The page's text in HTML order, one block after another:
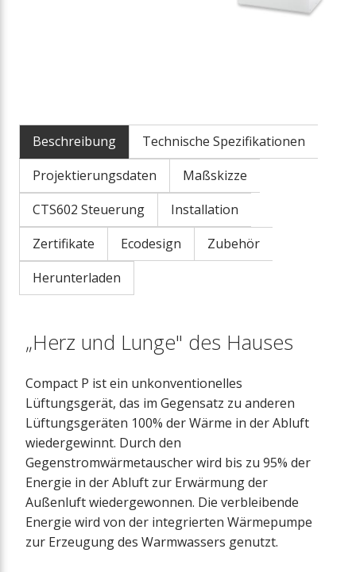
Beschreibung
Technische Spezifikationen
Projektierungsdaten
Maßskizze
CTS602 Steuerung
Installation
Zertifikate
Ecodesign
Zubehör
Herunterladen
„Herz und Lunge" des Hauses
Compact P ist ein unkonventionelles
Lüftungsgerät, das im Gegensatz zu anderen
Lüftungsgeräten 100% der Wärme in der Abluft
wiedergewinnt. Durch den
Gegenstromwärmetauscher wird bis zu 95% der
Energie in der Abluft zur Erwärmung der
Außenluft wiedergewonnen. Die verbleibende
Energie wird von der integrierten Wärmepumpe
zur Erzeugung des Warmwassers genutzt.